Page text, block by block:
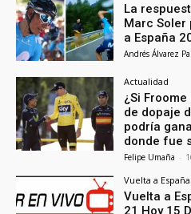
La
Marc Soler
a España
Andrés Álvarez
Actualidad
¿Si
de dopaje
podría
donde fue
Felipe Umaña -
Vuelta a España
Vuelta a
21 Hoy 15